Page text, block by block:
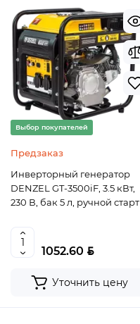
Выбор покупателей
Предзаказ
Инверторный генератор
DENZEL GT-3500iF, 3.5 кВт,
230 В, бак 5 л, ручной старт
1052.60 BYN
Уточнить цену